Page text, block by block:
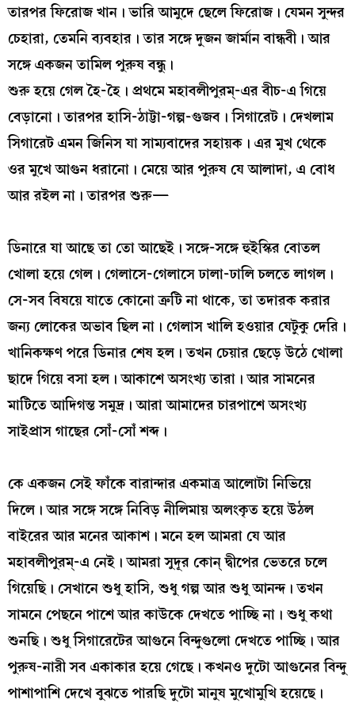
তারপর ফিরোজ খান। ভারি আমুদে ছেলে ফিরোজ। যেমন সুন্দর
চেহারা, তেমনি ব্যবহার। তার সঙ্গে দুজন জার্মান বান্ধবী। আর
সঙ্গে একজন তামিল পুরুষ বন্ধু।
শুরু হয়ে গেল হৈ-হৈ। প্রথমে মহাবলীপুরম্-এর বীচ-এ গিয়ে
বেড়ানো। তারপর হাসি-ঠাট্টা-গল্প-গুজব। সিগারেট। দেখলাম
সিগারেট এমন জিনিস যা সাম্যবাদের সহায়ক। এর মুখ থেকে
ওর মুখে আগুন ধরানো। মেয়ে আর পুরুষ যে আলাদা, এ বোধ
আর রইল না। তারপর শুরু—
ডিনারে যা আছে তা তো আছেই। সঙ্গে-সঙ্গে হুইস্কির বোতল
খোলা হয়ে গেল। গেলাসে-গেলাসে ঢালা-ঢালি চলতে লাগল।
সে-সব বিষয়ে যাতে কোনো ত্রুটি না থাকে, তা তদারক করার
জন্য লোকের অভাব ছিল না। গেলাস খালি হওয়ার যেটুকু দেরি।
খানিকক্ষণ পরে ডিনার শেষ হল। তখন চেয়ার ছেড়ে উঠে খোলা
ছাদে গিয়ে বসা হল। আকাশে অসংখ্য তারা। আর সামনের
মাটিতে আদিগন্ত সমুদ্র। আরা আমাদের চারপাশে অসংখ্য
সাইপ্রাস গাছের সোঁ-সোঁ শব্দ।
কে একজন সেই ফাঁকে বারান্দার একমাত্র আলোটা নিভিয়ে
দিলে। আর সঙ্গে সঙ্গে নিবিড় নীলিমায় অলংকৃত হয়ে উঠল
বাইরের আর মনের আকাশ। মনে হল আমরা যে আর
মহাবলীপুরম্-এ নেই। আমরা সুদূর কোন্ দ্বীপের ভেতরে চলে
গিয়েছি। সেখানে শুধু হাসি, শুধু গল্প আর শুধু আনন্দ। তখন
সামনে পেছনে পাশে আর কাউকে দেখতে পাচ্ছি না। শুধু কথা
শুনছি। শুধু সিগারেটের আগুনে বিন্দুগুলো দেখতে পাচ্ছি। আর
পুরুষ-নারী সব একাকার হয়ে গেছে। কখনও দুটো আগুনের বিন্দু
পাশাপাশি দেখে বুঝতে পারছি দুটো মানুষ মুখোমুখি হয়েছে।